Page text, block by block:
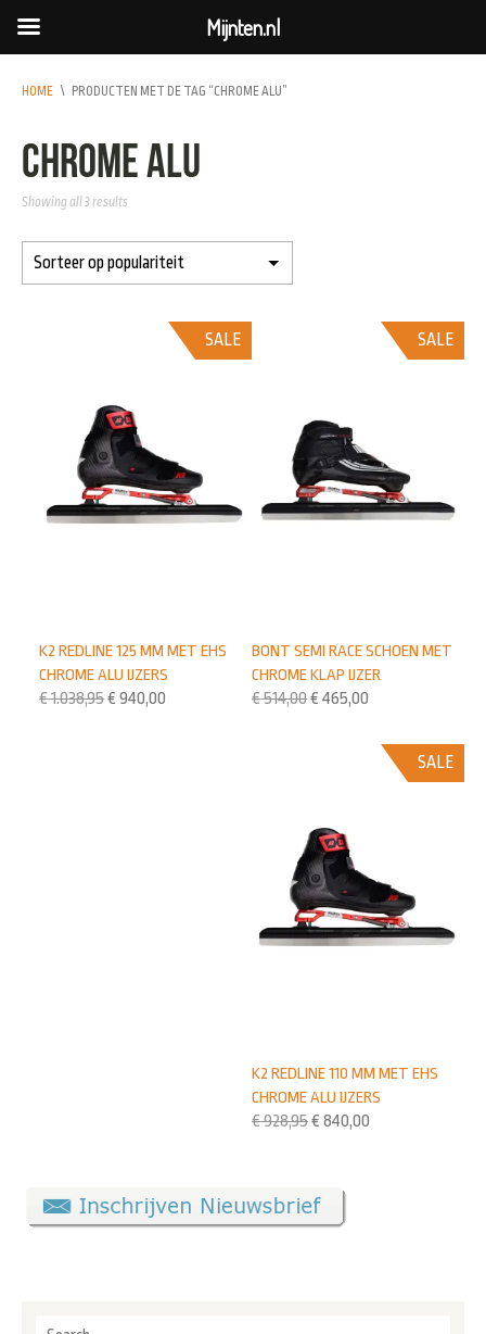
HOME \ PRODUCTEN MET DE TAG “CHROME ALU”
chrome alu
Showing all 3 results
SALE
BONT SEMI RACE SCHOEN MET
CHROME KLAP IJZER
€514,00€ 465,00
SALE
K2 REDLINE 125 MM MET EHS
CHROME ALU IJZERS
€1.038,95€ 940,00
SALE
K2 REDLINE 110 MM MET EHS
CHROME ALU IJZERS
€928,95€ 840,00
Mijnten.nl